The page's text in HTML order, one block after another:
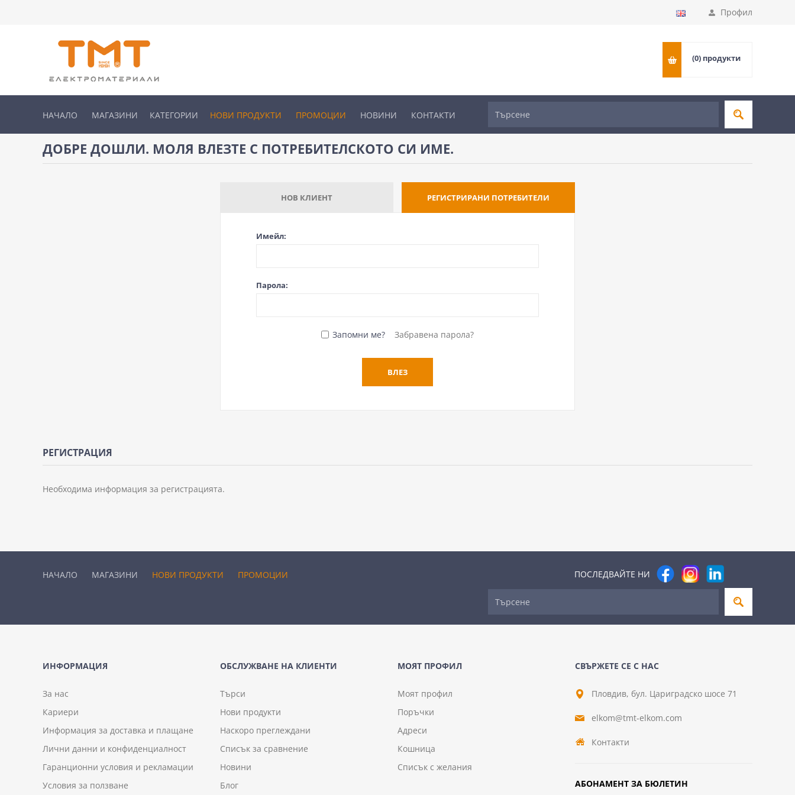
Профил
(0) продукти
НАЧАЛО МАГАЗИНИ КАТЕГОРИИ НОВИ ПРОДУКТИ ПРОМОЦИИ НОВИНИ КОНТАКТИ
ДОБРЕ ДОШЛИ. МОЛЯ ВЛЕЗТЕ С ПОТРЕБИТЕЛСКОТО СИ ИМЕ.
НОВ КЛИЕНТ РЕГИСТРИРАНИ ПОТРЕБИТЕЛИ
Имейл:
Парола:
Запомни ме? Забравена парола?
РЕГИСТРАЦИЯ
Необходима информация за регистрацията.
ПОСЛЕДВАЙТЕ НИ
НАЧАЛО МАГАЗИНИ НОВИ ПРОДУКТИ ПРОМОЦИИ
ИНФОРМАЦИЯ
За нас
Кариери
Информация за доставка и плащане
Лични данни и конфиденциалност
Гаранционни условия и рекламации
Условия за ползване
ОБСЛУЖВАНЕ НА КЛИЕНТИ
Търси
Нови продукти
Наскоро преглеждани
Списък за сравнение
Новини
Блог
МОЯТ ПРОФИЛ
Моят профил
Поръчки
Адреси
Кошница
Списък с желания
СВЪРЖЕТЕ СЕ С НАС
Пловдив, бул. Цариградско шосе 71
elkom@tmt-elkom.com
Контакти
АБОНАМЕНТ ЗА БЮЛЕТИН